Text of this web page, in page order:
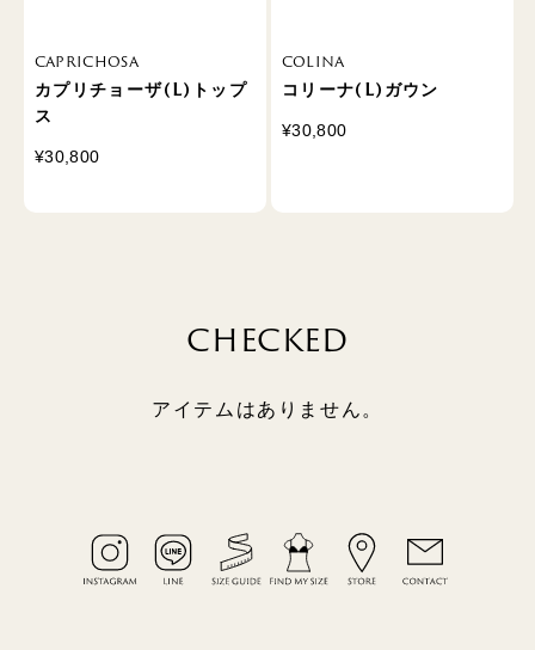
CAPRICHOSA
カプリチョーザ(L)トップ
ス
¥30,800
COLINA
コリーナ(L)ガウン
¥30,800
CHECKED
アイテムはありません。